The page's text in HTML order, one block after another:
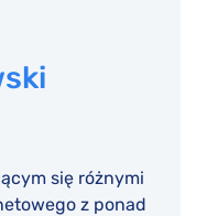
się różnymi
z ponad